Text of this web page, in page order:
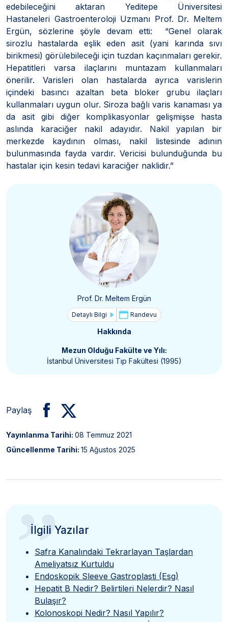
edebileceğini aktaran Yeditepe Üniversitesi
Hastaneleri Gastroenteroloji Uzmanı Prof. Dr. Meltem
Ergün, sözlerine şöyle devam etti: “Genel olarak
sirozlu hastalarda eşlik eden asit (yani karında sıvı
birikmesi) görülebileceği için tuzdan kaçınmaları gerekir.
Hepatitleri varsa ilaçlarını muntazam kullanmaları
önerilir. Varisleri olan hastalarda ayrıca varislerin
içindeki basıncı azaltan beta bloker grubu ilaçları
kullanmaları uygun olur. Siroza bağlı varis kanaması ya
da asit gibi diğer komplikasyonlar gelişmişse hasta
aslında karaciğer nakil adayıdır. Nakil yapılan bir
merkezde kaydının olması, nakil listesinde adının
bulunmasında fayda vardır. Vericisi bulunduğunda bu
hastalar için kesin tedavi karaciğer naklidir.”
Prof. Dr. Meltem Ergün
Detaylı Bilgi Randevu
Hakkında
Mezun Olduğu Fakülte ve Yılı:
İstanbul Üniversitesi Tıp Fakültesi (1995)
Paylaş
Yayınlanma Tarihi: 08 Temmuz 2021
Güncellenme Tarihi: 15 Ağustos 2025
”
İlgili Yazılar
Safra Kanalındaki Tekrarlayan Taşlardan
Ameliyatsız Kurtuldu
Endoskopik Sleeve Gastroplasti (Esg)
Hepatit B Nedir? Belirtileri Nelerdir? Nasıl
Bulaşır?
Kolonoskopi Nedir? Nasıl Yapılır?